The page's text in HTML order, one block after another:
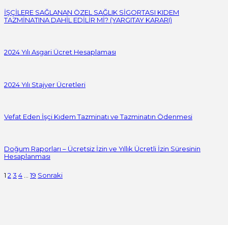
İŞÇİLERE SAĞLANAN ÖZEL SAĞLIK SİGORTASI KIDEM
TAZMİNATINA DAHİL EDİLİR Mİ? (YARGITAY KARARI)
2024 Yılı Asgari Ücret Hesaplaması
2024 Yılı Stajyer Ücretleri
Vefat Eden İşçi Kıdem Tazminatı ve Tazminatın Ödenmesi
Doğum Raporları – Ücretsiz İzin ve Yıllık Ücretli İzin Süresinin
Hesaplanması
1 2 3 4 19 Sonraki